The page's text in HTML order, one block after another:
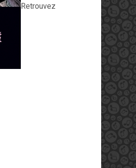
Retrouvez